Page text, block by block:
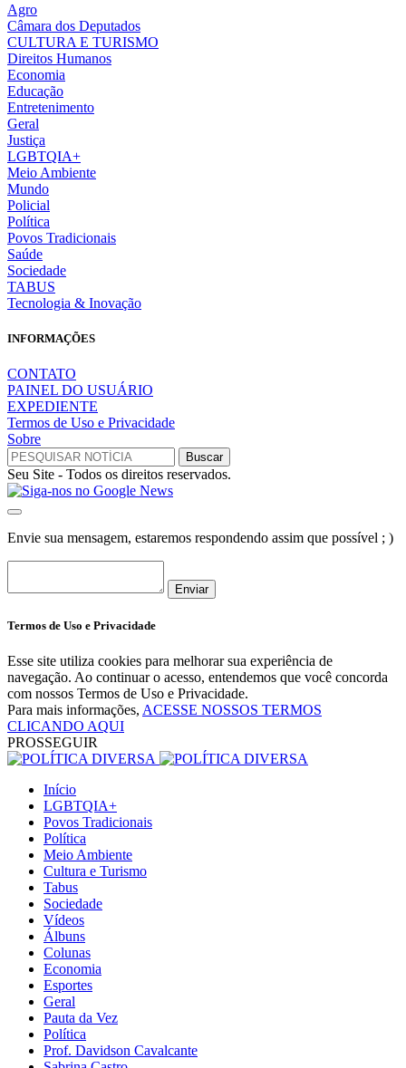
Agro
Câmara dos Deputados
CULTURA E TURISMO
Direitos Humanos
Economia
Educação
Entretenimento
Geral
Justiça
LGBTQIA+
Meio Ambiente
Mundo
Policial
Política
Povos Tradicionais
Saúde
Sociedade
TABUS
Tecnologia & Inovação
INFORMAÇÕES
CONTATO
PAINEL DO USUÁRIO
EXPEDIENTE
Termos de Uso e Privacidade
Sobre
Seu Site - Todos os direitos reservados.
Envie sua mensagem, estaremos respondendo assim que possível ; )
Enviar
Termos de Uso e Privacidade
Esse site utiliza cookies para melhorar sua experiência de
navegação. Ao continuar o acesso, entendemos que você concorda
com nossos Termos de Uso e Privacidade.
Para mais informações, ACESSE NOSSOS TERMOS
CLICANDO AQUI
PROSSEGUIR
Início
LGBTQIA+
Povos Tradicionais
Política
Meio Ambiente
Cultura e Turismo
Tabus
Sociedade
Vídeos
Álbuns
Colunas
Economia
Esportes
Geral
Pauta da Vez
Política
Prof. Davidson Cavalcante